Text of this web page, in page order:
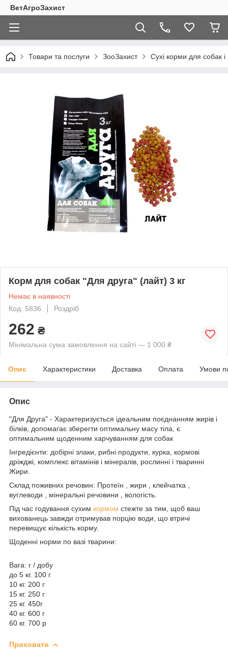
ВетАгроЗахист
Товари та послуги ЗооЗахист Сухі корми для собак і
Корм для собак "Для друга" (лайт) 3 кг
Немає в наявності
Код: 5836
Роздріб
262 ₴
Мінімальна сума замовлення на сайті — 1 000 ₴
Опис Характеристики Доставка Оплата Умови
Опис
"Для Друга" - Характеризується ідеальним поєднанням жирів і
білків, допомагає зберегти оптимальну масу тіла, є
оптимальним щоденним харчуванням для собак
Інгредієнти: добірні злаки, рибні продукти, курка, кормові
дріжджі, комплекс вітамінів і мінералів, рослинні і тваринні
Жири.
Склад поживних речовин: Протеїн , жири , клейчатка ,
вуглеводи , мінеральні речовини , вологість.
Під час годування сухим кормом стежте за тим, щоб ваш
вихованець завжди отримував порцію води, що втричі
перевищує кількість корму.
Щоденні норми по вазі тварини:
Вага: г / добу
до 5 кг. 100 г
10 кг. 200 г
15 кг. 250 г
25 кг. 450г
40 кг. 600 г
60 кг. 700 р
Приховати